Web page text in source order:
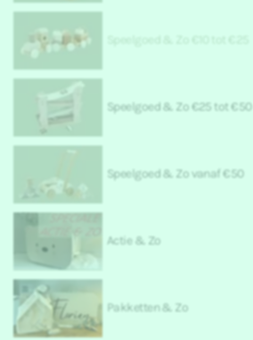
Speelgoed & Zo €25 tot €50
Speelgoed & Zo vanaf €50
Actie & Zo
Pakketten & Zo